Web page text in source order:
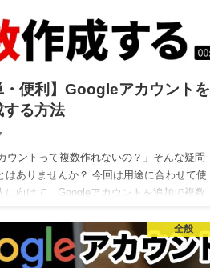
・便利】Googleアカウントを
る方法
ウントって複数作れないの？」そんな疑問
はありませんか？ 今回は用途に合わせて使
に向けて、Googleアカウントを追加で複数
全般